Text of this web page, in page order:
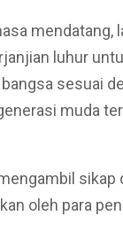
mendatang,
luhur
sesuai
muda
oleh para